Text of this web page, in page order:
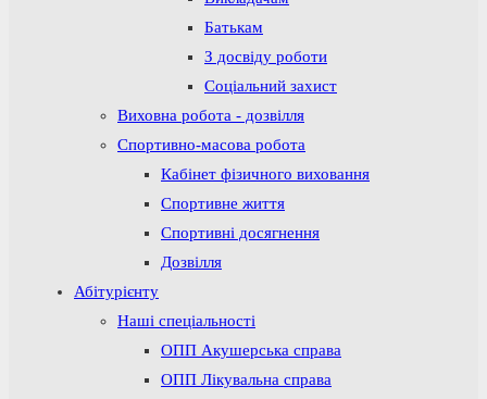
Батькам
З досвіду роботи
Соціальний захист
Виховна робота - дозвілля
Спортивно-масова робота
Кабінет фізичного виховання
Спортивне життя
Спортивні досягнення
Дозвілля
Абітурієнту
Наші спеціальності
ОПП Акушерська справа
ОПП Лікувальна справа